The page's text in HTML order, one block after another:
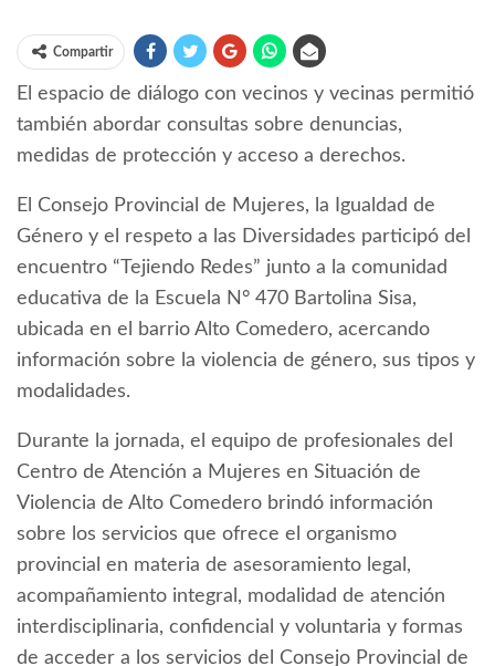
Compartir
El espacio de diálogo con vecinos y vecinas permitió
también abordar consultas sobre denuncias,
medidas de protección y acceso a derechos.
El Consejo Provincial de Mujeres, la Igualdad de
Género y el respeto a las Diversidades participó del
encuentro “Tejiendo Redes” junto a la comunidad
educativa de la Escuela N° 470 Bartolina Sisa,
ubicada en el barrio Alto Comedero, acercando
información sobre la violencia de género, sus tipos y
modalidades.
Durante la jornada, el equipo de profesionales del
Centro de Atención a Mujeres en Situación de
Violencia de Alto Comedero brindó información
sobre los servicios que ofrece el organismo
provincial en materia de asesoramiento legal,
acompañamiento integral, modalidad de atención
interdisciplinaria, confidencial y voluntaria y formas
de acceder a los servicios del Consejo Provincial de